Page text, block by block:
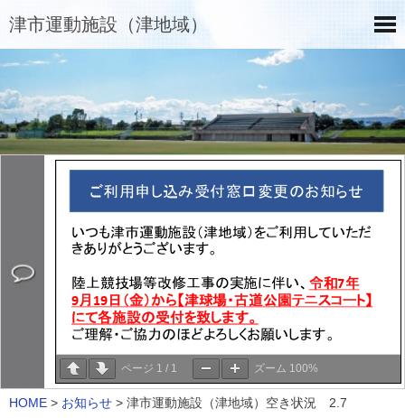
津市運動施設（津地域）
ページ 1 / 1 ズーム 100%
HOME > お知らせ > 津市運動施設（津地域）空き状況 2.7